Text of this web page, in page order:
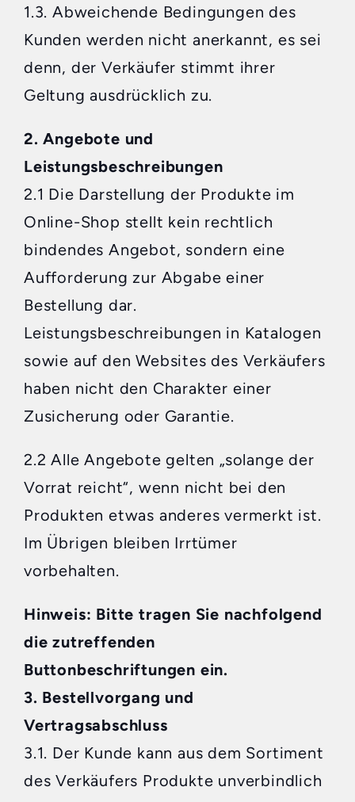
1.3. Abweichende Bedingungen des
Kunden werden nicht anerkannt, es sei
denn, der Verkäufer stimmt ihrer
Geltung ausdrücklich zu.
2. Angebote und
Leistungsbeschreibungen
2.1 Die Darstellung der Produkte im
Online-Shop stellt kein rechtlich
bindendes Angebot, sondern eine
Aufforderung zur Abgabe einer
Bestellung dar.
Leistungsbeschreibungen in Katalogen
sowie auf den Websites des Verkäufers
haben nicht den Charakter einer
Zusicherung oder Garantie.
2.2 Alle Angebote gelten „solange der
Vorrat reicht“, wenn nicht bei den
Produkten etwas anderes vermerkt ist.
Im Übrigen bleiben Irrtümer
vorbehalten.
Hinweis: Bitte tragen Sie nachfolgend
die zutreffenden
Buttonbeschriftungen ein.
3. Bestellvorgang und
Vertragsabschluss
3.1. Der Kunde kann aus dem Sortiment
des Verkäufers Produkte unverbindlich